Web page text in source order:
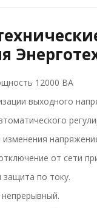
12000 ВА
выходного
от сети
по току.